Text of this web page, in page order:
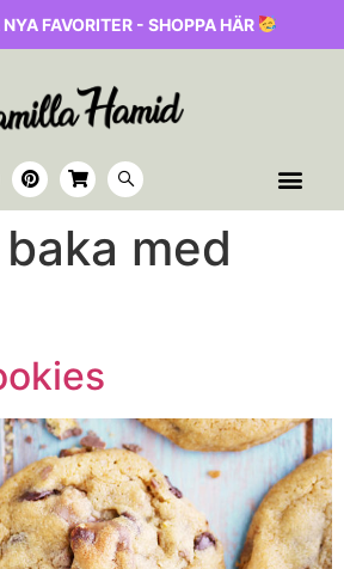
FAVORITER - SHOPPA HÄR
baka med